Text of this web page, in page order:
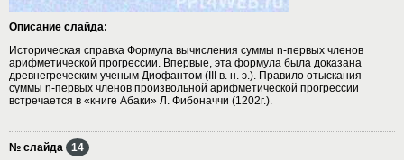
Описание слайда:
Историческая справка Формула вычисления суммы n-первых членов
арифметической прогрессии. Впервые, эта формула была доказана
древнегреческим ученым Диофантом (III в. н. э.). Правило отыскания
суммы n-первых членов произвольной арифметической прогрессии
встречается в «книге Абаки» Л. Фибоначчи (1202г.).
№ слайда 14